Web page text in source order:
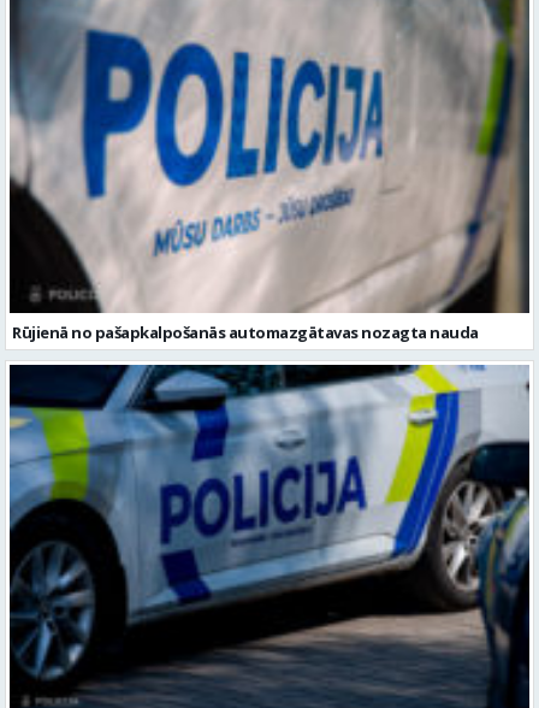
Rūjienā no pašapkalpošanās automazgātavas nozagta nauda
Aizvadītās nedēļas nogalē Vidzemē pie stūres reibumā aizturētas
piecas personas
Citi raksti šajā kategorijā: